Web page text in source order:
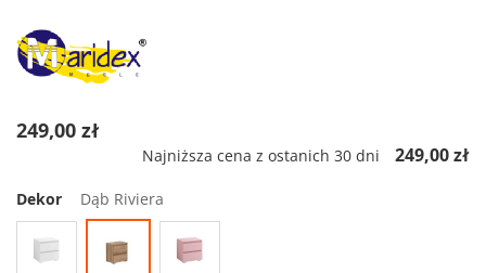
249,00 zł
Najniższa cena z ostanich 30 dni 249,00 zł
Dekor Dąb Riviera